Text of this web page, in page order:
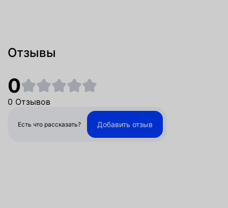
Отзывы
0
0 Отзывов
Есть что рассказать? Добавить отзыв